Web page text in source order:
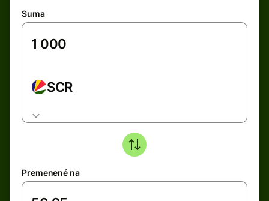
Suma
SCR
Premenené na